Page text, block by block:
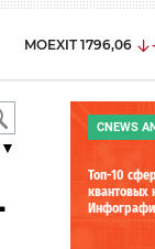
MOEXIT 1796,06
▼
CNEWS
Топ-10
квантовых